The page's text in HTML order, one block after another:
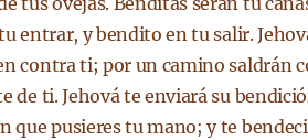
entrar, y bendito en tu salir.
contra ti; por un camino saldrán
de ti. Jehová te enviará su
que pusieres tu mano; y te